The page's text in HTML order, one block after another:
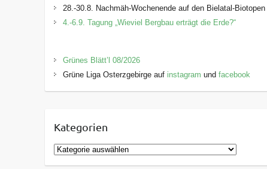
28.-30.8. Nachmäh-Wochenende auf den Bielatal-Biotopen
4.-6.9. Tagung „Wieviel Bergbau erträgt die Erde?“
Grünes Blätt’l 08/2026
Grüne Liga Osterzgebirge auf instagram und facebook
Kategorien
K
a